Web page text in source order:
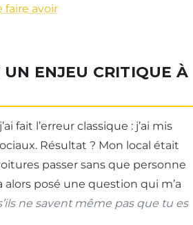
faire avoir
ENJEU CRITIQUE À
fait l’erreur classique : j’ai mis
Résultat ? Mon local était
passer sans que personne
alors posé une question qui m’a
ne savent même pas que tu es